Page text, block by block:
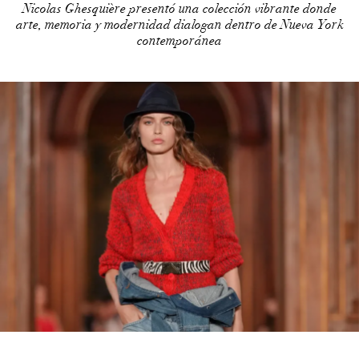
Nicolas Ghesquière presentó una colección vibrante donde
arte, memoria y modernidad dialogan dentro de Nueva York
contemporánea